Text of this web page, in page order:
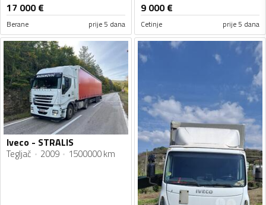
17 000€
Berane prije 5 dana
9 000€
Cetinje prije 5 dana
Iveco - STRALIS
Tegljač 2009 1500000 km